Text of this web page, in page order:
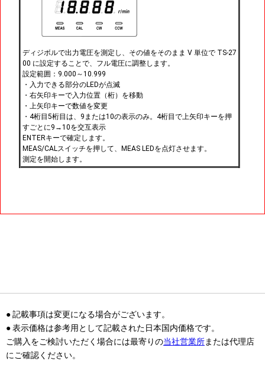
ディジボルで出力電圧を測定し、その値をそのまま V 単位で TS-27
00 に設定することで、フル電圧に調整します。
設定範囲：9.000～10.999
・入力できる部分のLEDが点滅
・右矢印キーで入力位置（桁）を移動
・上矢印キーで数値を変更
・4桁目5桁目は、9または10の表示のみ。4桁目で上矢印キーを押
すごとに9→10を交互表示
ENTERキーで確定します。
MEAS/CALスイッチを押して、MEAS LEDを点灯させます。
測定を開始します。
● 記載事項は変更になる場合がございます。
● 表示価格は参考用として記載された日本国内価格です。
ご購入をご検討いただく場合には最寄りの当社営業所または代理店
にご確認ください。